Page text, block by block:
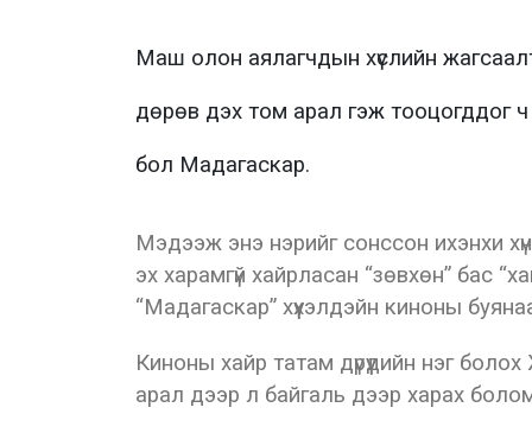
Маш олон аялагчдын хүслийн
дөрөв дэх том арал гэж тооцогддог ч
бол Мадагаскар.
Мэдээж энэ нэрийг сонссон ихэнхи
эх харамгүй хайрласан “зөвхөн” бас
“Мадагаскар” хүүхэлдэйн киноны
Киноны хайр татам дүрүүдийн нэг
арал дээр л байгаль дээр харах